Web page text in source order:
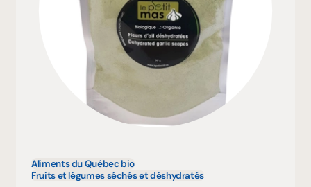
Aliments du Québec bio
Fruits et légumes séchés et déshydratés